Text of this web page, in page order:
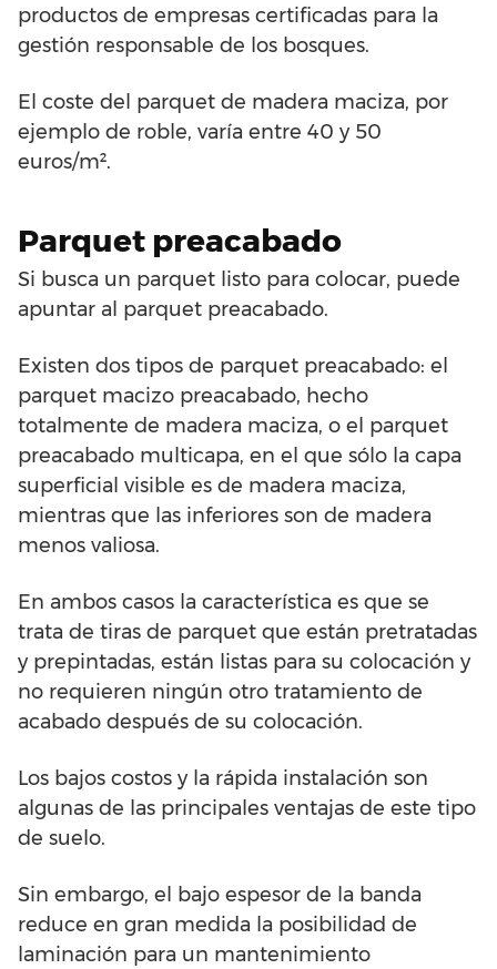
productos de empresas certificadas para la
gestión responsable de los bosques.
El coste del parquet de madera maciza, por
ejemplo de roble, varía entre 40 y 50
euros/m².
Parquet preacabado
Si busca un parquet listo para colocar, puede
apuntar al parquet preacabado.
Existen dos tipos de parquet preacabado: el
parquet macizo preacabado, hecho
totalmente de madera maciza, o el parquet
preacabado multicapa, en el que sólo la capa
superficial visible es de madera maciza,
mientras que las inferiores son de madera
menos valiosa.
En ambos casos la característica es que se
trata de tiras de parquet que están pretratadas
y prepintadas, están listas para su colocación y
no requieren ningún otro tratamiento de
acabado después de su colocación.
Los bajos costos y la rápida instalación son
algunas de las principales ventajas de este tipo
de suelo.
Sin embargo, el bajo espesor de la banda
reduce en gran medida la posibilidad de
laminación para un mantenimiento